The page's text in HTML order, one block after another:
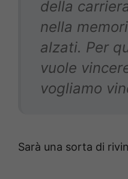
della
nella
alzati. Per
vuole
vogliamo
Sarà una sorta di